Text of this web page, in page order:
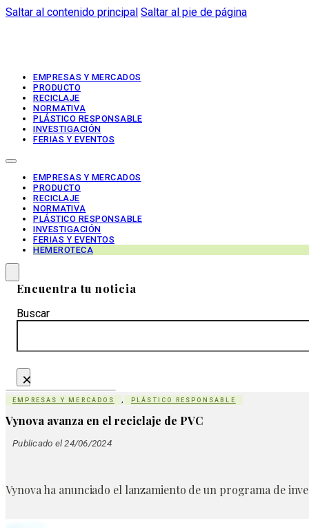
Saltar al contenido principal Saltar al pie de página
EMPRESAS Y MERCADOS
PRODUCTO
RECICLAJE
NORMATIVA
PLÁSTICO RESPONSABLE
INVESTIGACIÓN
FERIAS Y EVENTOS
EMPRESAS Y MERCADOS
PRODUCTO
RECICLAJE
NORMATIVA
PLÁSTICO RESPONSABLE
INVESTIGACIÓN
FERIAS Y EVENTOS
HEMEROTECA
Encuentra tu noticia
Buscar
×
EMPRESAS Y MERCADOS , PLÁSTICO RESPONSABLE
Vynova avanza en el reciclaje de PVC
Publicado el 24/06/2024
Vynova ha anunciado el lanzamiento de un programa de